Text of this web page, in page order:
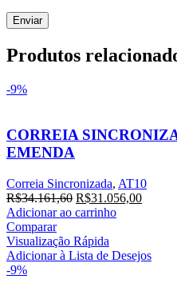
Produtos
-9%
CORREIA
EMENDA
Correia Sincronizada, AT10
R$34.161,60 O
preço
era:
R$34.161,60.
R$31.056,00O
Adicionar ao carrinho
Comparar
Visualização Rápida
Adicionar à Lista de Desejos
-9%